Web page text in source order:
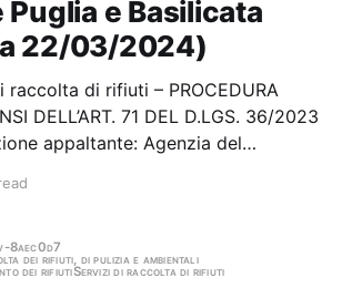
Puglia e Basilicata
22/03/2024)
raccolta di rifiuti – PROCEDURA
DELL’ART. 71 DEL D.LGS. 36/2023
appaltante: Agenzia del
8aec0d7
dei rifiuti, di pulizia e ambientali
dei rifiutiServizi di raccolta di rifiuti